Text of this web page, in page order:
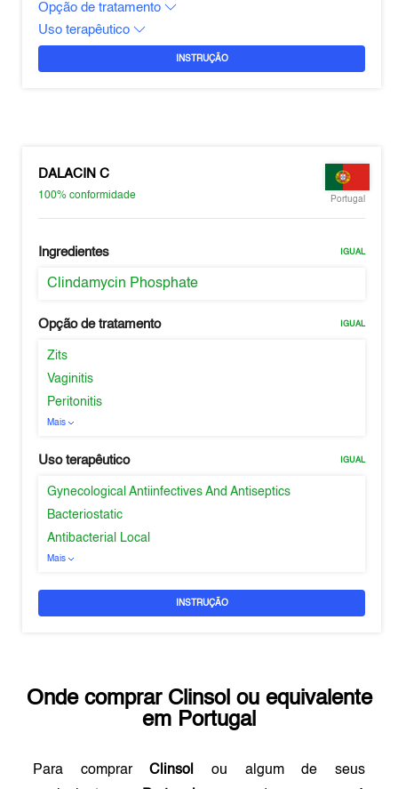
Opção de tratamento
Uso terapêutico
INSTRUÇÃO
DALACIN C
100%conformidade Portugal
Ingredientes IGUAL
Clindamycin Phosphate
Opção de tratamento IGUAL
Zits
Vaginitis
Peritonitis
Mais
Uso terapêutico IGUAL
Gynecological Antiinfectives And Antiseptics
Bacteriostatic
Antibacterial Local
Mais
INSTRUÇÃO
Onde comprar Clinsolou equivalente
em Portugal
Para comprarClinsol
ou algum de seus